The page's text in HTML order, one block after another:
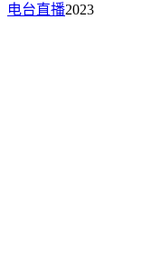
电台直播2023